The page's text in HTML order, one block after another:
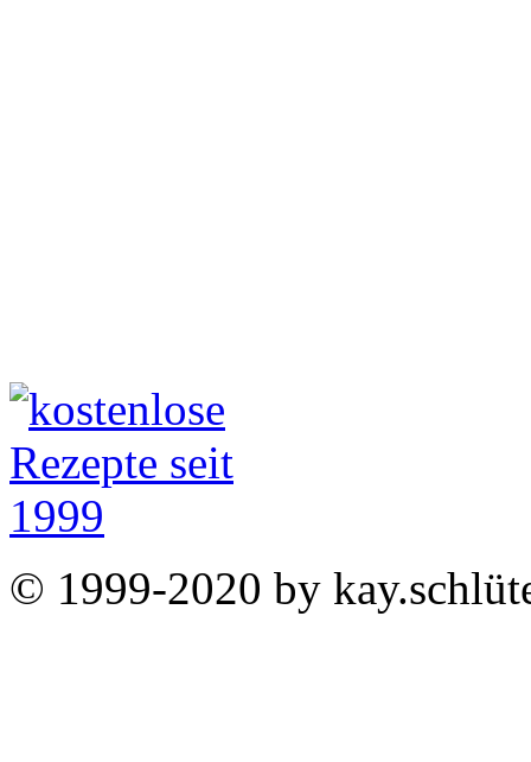
© 1999-2020 by